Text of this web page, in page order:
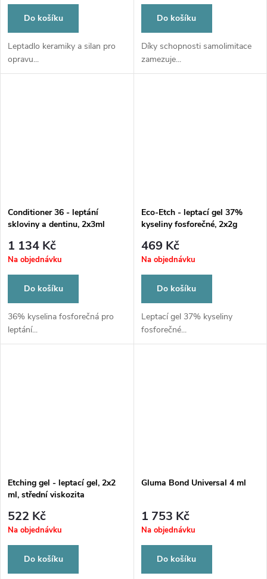
Do košíku
Leptadlo keramiky a silan pro
opravu...
Do košíku
Díky schopnosti samolimitace
zamezuje...
Conditioner 36 - leptání
skloviny a dentinu, 2x3ml
1 134 Kč
Na objednávku
Do košíku
36% kyselina fosforečná pro
leptání...
Eco-Etch - leptací gel 37%
kyseliny fosforečné, 2x2g
469 Kč
Na objednávku
Do košíku
Leptací gel 37% kyseliny
fosforečné...
Etching gel - leptací gel, 2x2
ml, střední viskozita
522 Kč
Na objednávku
Do košíku
Gluma Bond Universal 4 ml
1 753 Kč
Na objednávku
Do košíku